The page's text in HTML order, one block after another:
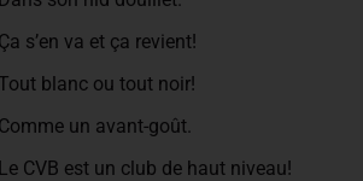
s’en va et ça revient!
blanc ou tout noir!
un avant-goût.
CVB est un club de haut niveau!